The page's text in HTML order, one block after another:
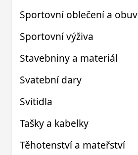
Sportovní oblečení a obuv
Sportovní výživa
Stavebniny a materiál
Svatební dary
Svítidla
Tašky a kabelky
Těhotenství a mateřství